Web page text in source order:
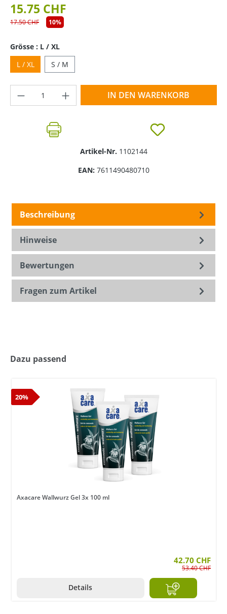
15.75 CHF
17.50 CHF 10%
Grösse : L / XL
L / XL
S / M
Produkt Anzahl: Gib den gewünschten
IN DEN WARENKORB
Artikel-Nr. 1102144
EAN: 7611490480710
Beschreibung
Hinweise
Bewertungen
Fragen zum Artikel
Dazu passend
20%
Axacare Wallwurz Gel 3x 100 ml
42.70 CHF
53.40 CHF
Details